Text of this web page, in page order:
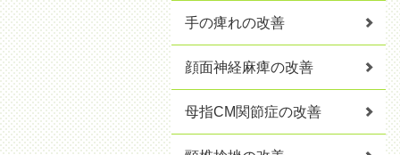
手の痺れの改善
顔面神経麻痺の改善
母指CM関節症の改善